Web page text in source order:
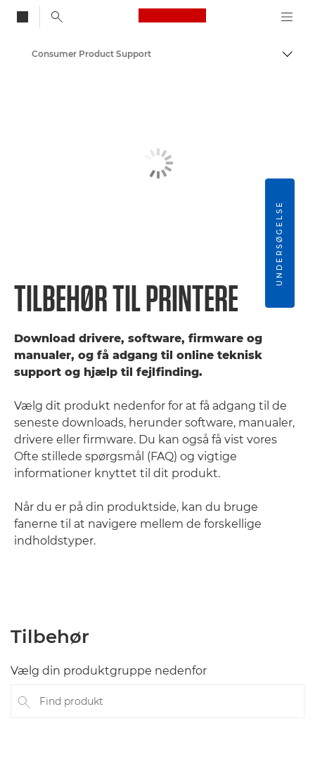
Canon Logo, back
Skift
Consumer Product Support
TILBEHØR TIL PRINTERE
Download drivere, software, firmware og
manualer, og få adgang til online teknisk
support og hjælp til fejlfinding.
Vælg dit produkt nedenfor for at få adgang til de
seneste downloads, herunder software, manualer,
drivere eller firmware. Du kan også få vist vores
Ofte stillede spørgsmål (FAQ) og vigtige
informationer knyttet til dit produkt.
Når du er på din produktside, kan du bruge
fanerne til at navigere mellem de forskellige
indholdstyper.
Tilbehør
Vælg din produktgruppe nedenfor
Find produkt
UNDERSØGELSE